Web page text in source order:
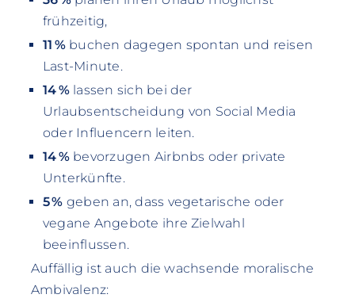
frühzeitig,
11 %buchen dagegen spontan und reisen
Last-Minute.
14 %lassen sich bei der
Urlaubsentscheidung von Social Media
oder Influencern leiten.
14 %bevorzugen Airbnbs oder private
Unterkünfte.
5 % geben an, dass vegetarische oder
vegane Angebote ihre Zielwahl
beeinflussen.
Auffällig ist auch die wachsende moralische
Ambivalenz: